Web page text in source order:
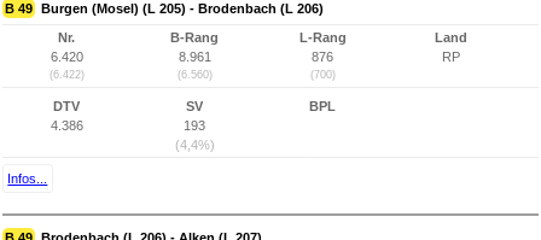
B 49 Burgen (Mosel) (L 205) - Brodenbach (L 206)
Nr.
6.420
(6.422)
B-Rang
8.961
(6.560)
L-Rang
876
(700)
Land
RP
DTV
4.386
SV
193
(4,4%)
BPL
Infos...